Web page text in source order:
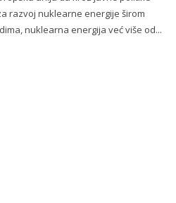
razvoj nuklearne energije širom
nuklearna energija već više od...